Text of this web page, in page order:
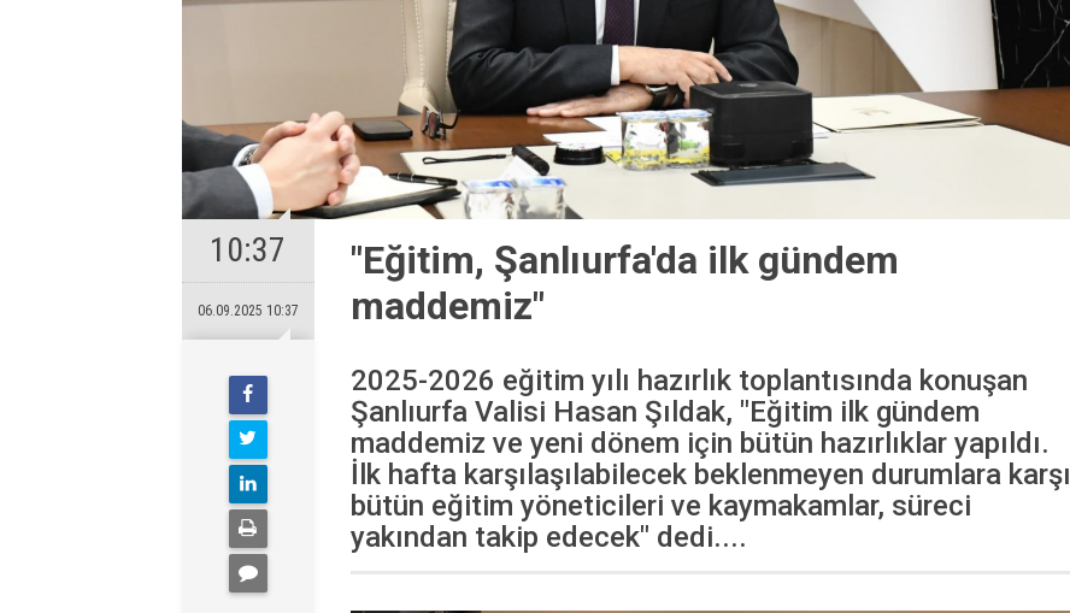
10:37
06.09.2025 10:37
"Eğitim, Şanlıurfa'da ilk gündem
maddemiz"
2025-2026 eğitim yılı hazırlık toplantısında konuşan
Şanlıurfa Valisi Hasan Şıldak, "Eğitim ilk gündem
maddemiz ve yeni dönem için bütün hazırlıklar yapıldı.
İlk hafta karşılaşılabilecek beklenmeyen durumlara karşı
bütün eğitim yöneticileri ve kaymakamlar, süreci
yakından takip edecek" dedi....